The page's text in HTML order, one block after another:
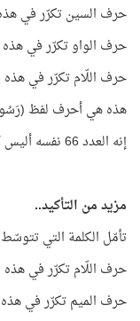
حرف السين تكرّر في هذه
حرف الواو تكرّر في هذه
حرف اللّام تكرّر في هذه
هذه هي أحرف لفظ
إنه العدد 66 نفسه أليس كذلك؟!
مزيد من التأكيد..
تأمّل الكلمة التي
حرف اللّام تكرّر في هذه
حرف الميم تكرّر في هذه